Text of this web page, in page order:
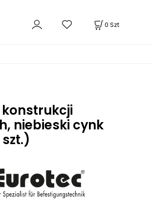
0 Szt
niebieski cynk